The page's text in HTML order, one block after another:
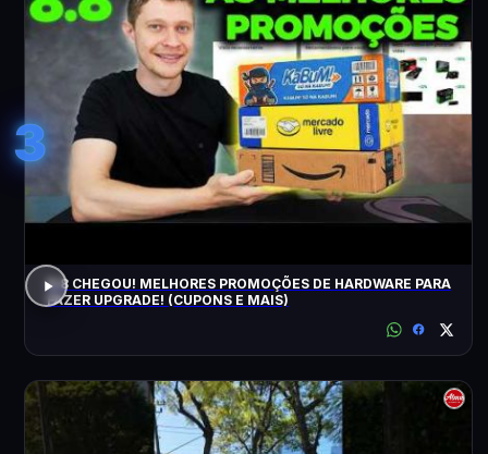
3
8.8 CHEGOU! MELHORES PROMOÇÕES DE HARDWARE PARA
FAZER UPGRADE! (CUPONS E MAIS)